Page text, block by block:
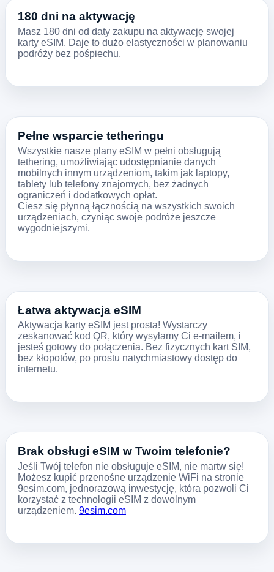
180 dni na aktywację
Masz 180 dni od daty zakupu na aktywację swojej
karty eSIM. Daje to dużo elastyczności w planowaniu
podróży bez pośpiechu.
Pełne wsparcie tetheringu
Wszystkie nasze plany eSIM w pełni obsługują
tethering, umożliwiając udostępnianie danych
mobilnych innym urządzeniom, takim jak laptopy,
tablety lub telefony znajomych, bez żadnych
ograniczeń i dodatkowych opłat.
Ciesz się płynną łącznością na wszystkich swoich
urządzeniach, czyniąc swoje podróże jeszcze
wygodniejszymi.
Łatwa aktywacja eSIM
Aktywacja karty eSIM jest prosta! Wystarczy
zeskanować kod QR, który wysyłamy Ci e-mailem, i
jesteś gotowy do połączenia. Bez fizycznych kart SIM,
bez kłopotów, po prostu natychmiastowy dostęp do
internetu.
Brak obsługi eSIM w Twoim telefonie?
Jeśli Twój telefon nie obsługuje eSIM, nie martw się!
Możesz kupić przenośne urządzenie WiFi na stronie
9esim.com, jednorazową inwestycję, która pozwoli Ci
korzystać z technologii eSIM z dowolnym
urządzeniem. 9esim.com